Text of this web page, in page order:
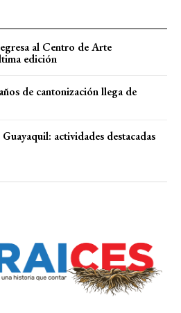
al Centro de Arte
edición
de cantonización llega de
actividades destacadas